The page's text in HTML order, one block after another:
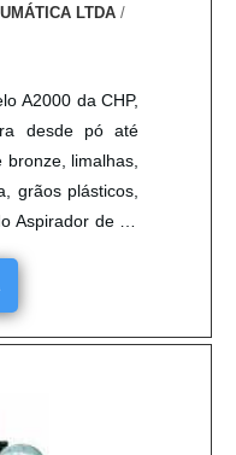
LTDA /
A2000 da CHP,
desde pó até
limalhas,
grãos plásticos,
Aspirador de pó
usa motor ou
de sobras de
com
PSI; Seguro -